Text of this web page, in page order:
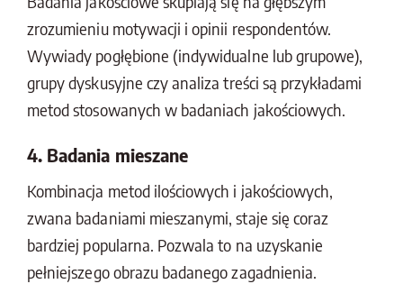
zrozumieniu motywacji i opinii respondentów.
Wywiady pogłębione (indywidualne lub grupowe),
grupy dyskusyjne czy analiza treści są przykładami
metod stosowanych w badaniach jakościowych.
4. Badania mieszane
Kombinacja metod ilościowych i jakościowych,
zwana badaniami mieszanymi, staje się coraz
bardziej popularna. Pozwala to na uzyskanie
pełniejszego obrazu badanego zagadnienia.